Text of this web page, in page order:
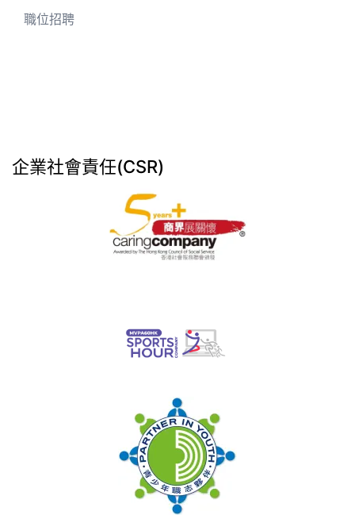
職位招聘
企業社會責任(CSR)